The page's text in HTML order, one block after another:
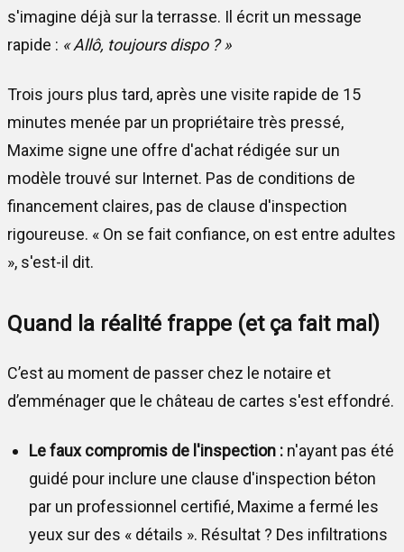
s'imagine déjà sur la terrasse. Il écrit un message
rapide : « Allô, toujours dispo ? »
Trois jours plus tard, après une visite rapide de 15
minutes menée par un propriétaire très pressé,
Maxime signe une offre d'achat rédigée sur un
modèle trouvé sur Internet. Pas de conditions de
financement claires, pas de clause d'inspection
rigoureuse. « On se fait confiance, on est entre adultes
», s'est-il dit.
Quand la réalité frappe (et ça fait mal)
C’est au moment de passer chez le notaire et
d’emménager que le château de cartes s'est effondré.
Le faux compromis de l'inspection : n'ayant pas été
guidé pour inclure une clause d'inspection béton
par un professionnel certifié, Maxime a fermé les
yeux sur des « détails ». Résultat ? Des infiltrations